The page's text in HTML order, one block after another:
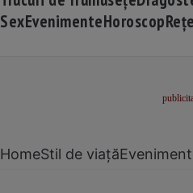
SexEvenimenteHoroscop
HomeStil de viață